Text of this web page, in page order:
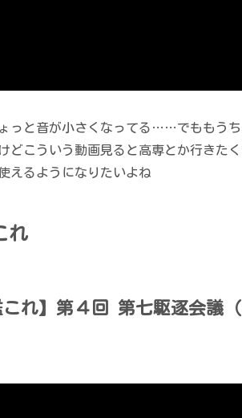
っと音が小さくなってる……でももうち
どこういう動画見ると高専とか行きた
えるようになりたいよね
れ
これ】第４回 第七駆逐会議